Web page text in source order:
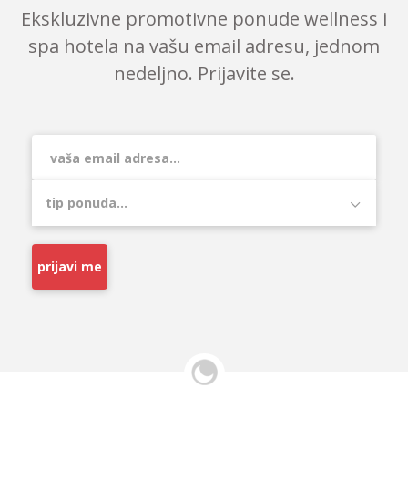
Ekskluzivne promotivne ponude wellness i
spa hotela na vašu email adresu, jednom
nedeljno. Prijavite se.
prijavi me